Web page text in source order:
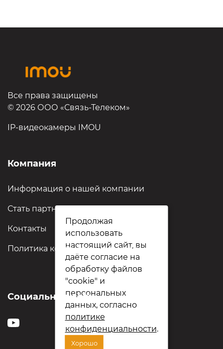
Все права защищены
© 2026 ООО «Связь-Телеком»
IP-видеокамеры IMOU
Компания
Информация о нашей компании
Стать партнёром
Контакты
Политика конфиденциальности
Социальные сети
Продолжая
использовать
настоящий сайт, вы
даёте согласие на
обработку файлов
"cookie" и
персональных
данных, согласно
политике
конфиденциальности.
Хорошо